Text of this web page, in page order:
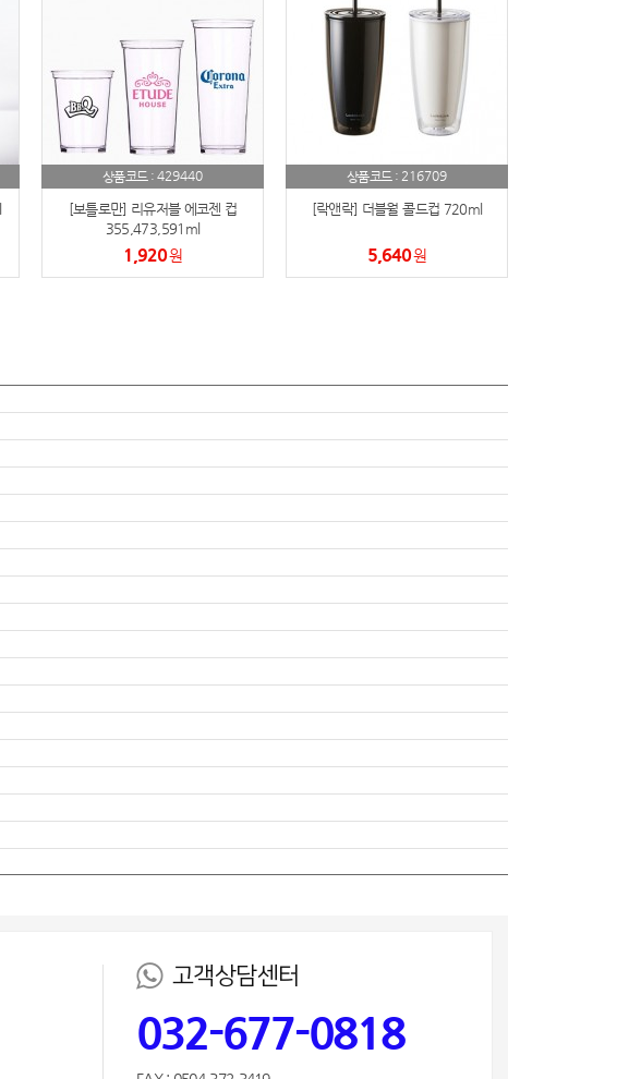
상품코드 : 429440
[보틀로만] 리유저블 에코젠 컵
355,473,591ml
1,920원
상품코드 : 216709
[락앤락] 더블월 콜드컵 720ml
5,640원
고객상담센터
032-677-0818